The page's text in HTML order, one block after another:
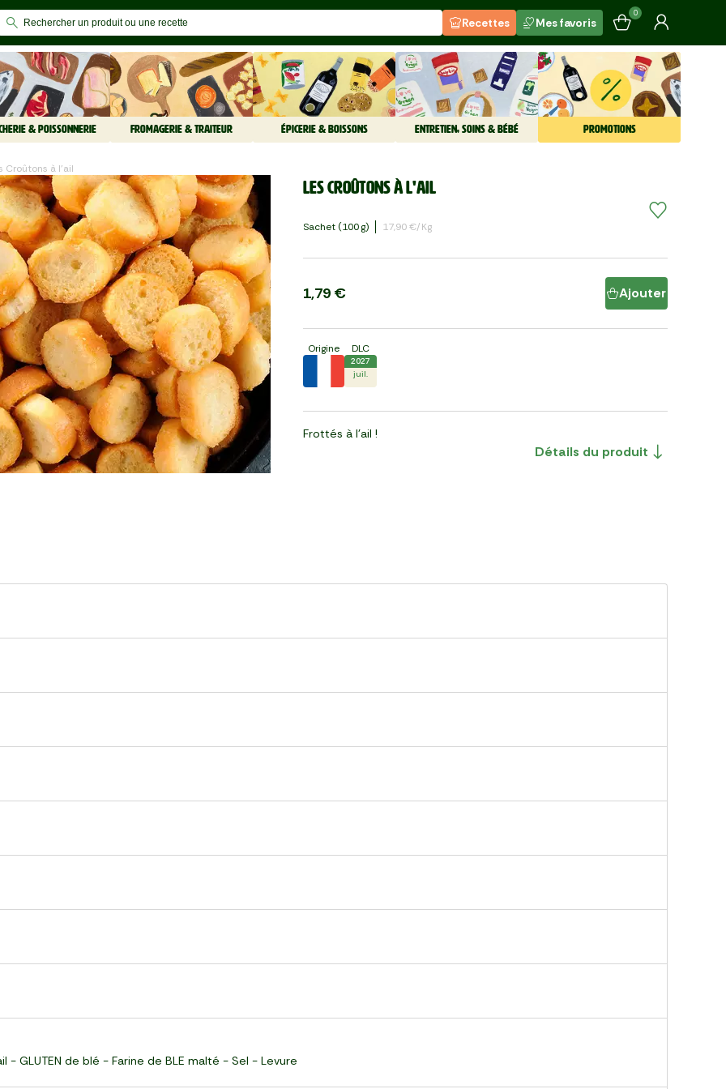
Recettes Mes favoris
0
& POISSONNERIE FROMAGERIE & TRAITEUR ÉPICERIE & BOISSONS ENTRETIEN, SOINS & BÉBÉ PROMOTIONS
Croûtons à l'ail
Les Croûtons à l'ail
Sachet (100 G) 17,90 €/kg
1,79 € Ajouter
Origine DLC
2027
juil.
Frottés à l'ail !
Détails du produit
GLUTEN de blé - Farine de BLE malté - Sel - Levure